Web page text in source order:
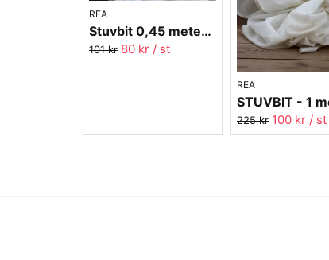
REA
Stuvbit 0,45 meter voile - Paisley grå - 300 cm bred
101 kr 80 kr / st
REA
225 kr 100 kr / st